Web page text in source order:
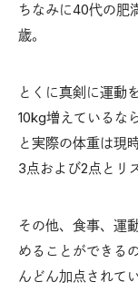
ちなみに40代の肥
歳。
とくに真剣に運動
10kg増えているな
と実際の体重は現
3点および2点とリ
その他、食事、運
めることができる
んどん加点されて